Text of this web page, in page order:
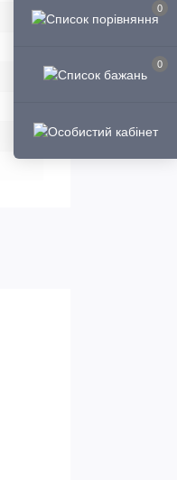
0
0